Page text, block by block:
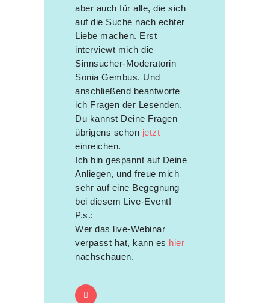
aber auch für alle, die sich
auf die Suche nach echter
Liebe machen. Erst
interviewt mich die
Sinnsucher-Moderatorin
Sonia Gembus. Und
anschließend beantworte
ich Fragen der Lesenden.
Du kannst Deine Fragen
übrigens schon jetzt
einreichen.
Ich bin gespannt auf Deine
Anliegen, und freue mich
sehr auf eine Begegnung
bei diesem Live-Event!
P.s.:
Wer das live-Webinar
verpasst hat, kann es hier
nachschauen.